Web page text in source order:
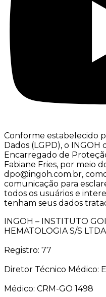
Conforme estabelecido
Dados (LGPD), o
Encarregado de
Fabiane Fries, por meio
dpo@ingoh.com.br,
comunicação para
todos os usuários e
tenham seus dados
INGOH – INSTITUTO
HEMATOLOGIA S/S LTDA
Registro: 77
Diretor Técnico Médico:
Médico: CRM-GO 1498